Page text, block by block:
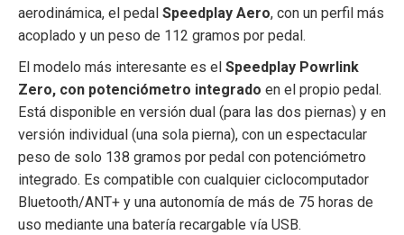
aerodinámica, el pedal Speedplay Aero, con un perfil más
acoplado y un peso de 112 gramos por pedal.
El modelo más interesante es el Speedplay Powrlink
Zero, con potenciómetro integrado en el propio pedal.
Está disponible en versión dual (para las dos piernas) y en
versión individual (una sola pierna), con un espectacular
peso de solo 138 gramos por pedal con potenciómetro
integrado. Es compatible con cualquier ciclocomputador
Bluetooth/ANT+ y una autonomía de más de 75 horas de
uso mediante una batería recargable vía USB.